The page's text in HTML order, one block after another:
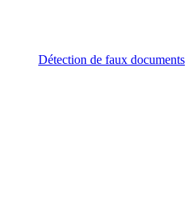
Détection de faux documents